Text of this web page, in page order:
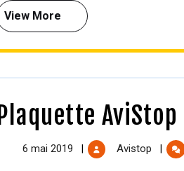
View More
Plaquette AviStop
6 mai 2019 Avistop